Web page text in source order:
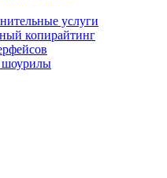
услуги
копирайтинг
шоурилы